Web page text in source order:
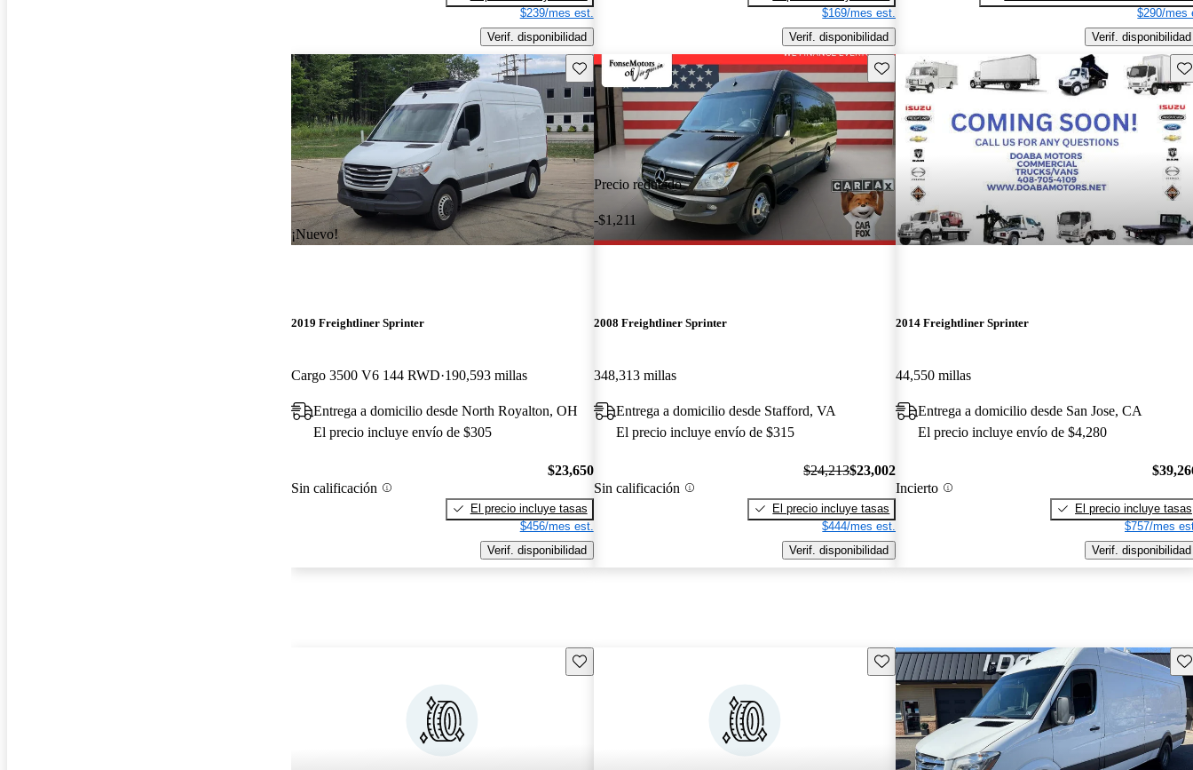
$239/mes est.
Verif. disponibilidad
$169/mes est.
Verif. disponibilidad
$290/mes
Verif. disponibilidad
¡Nuevo!
Guarda este Aviso
2019 Freightliner Sprinter
Cargo 3500 V6 144 RWD 190,593 millas
Entrega a domicilio desde North Royalton, OH
El precio incluye envío de $305
Sin calificación
$23,650
El precio incluye tasas
$456/mes est.
Verif. disponibilidad
Precio reducido
-$1,211
Guarda este Aviso
2008 Freightliner Sprinter
348,313 millas
Entrega a domicilio desde Stafford, VA
El precio incluye envío de $315
Sin calificación
$24,213$23,002
El precio incluye tasas
$444/mes est.
Verif. disponibilidad
2014 Freightliner Sprinter
44,550 millas
Entrega a domicilio desde San Jose, CA
El precio incluye envío de $4,280
Incierto
El precio incluye tasas
$757/mes
Verif. disponibilidad
Guarda este Aviso Guarda este Aviso